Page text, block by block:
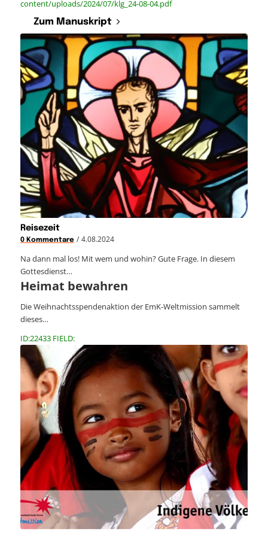
content/uploads/2024/07/klg_24-08-04.pdf
Zum Manuskript
Reisezeit
0 Kommentare / 4.08.2024
Na dann mal los! Mit wem und wohin? Gute Frage. In diesem
Gottesdienst…
Heimat bewahren
Die Weihnachtsspendenaktion der EmK-Weltmission sammelt
dieses…
ID:22433 FIELD: